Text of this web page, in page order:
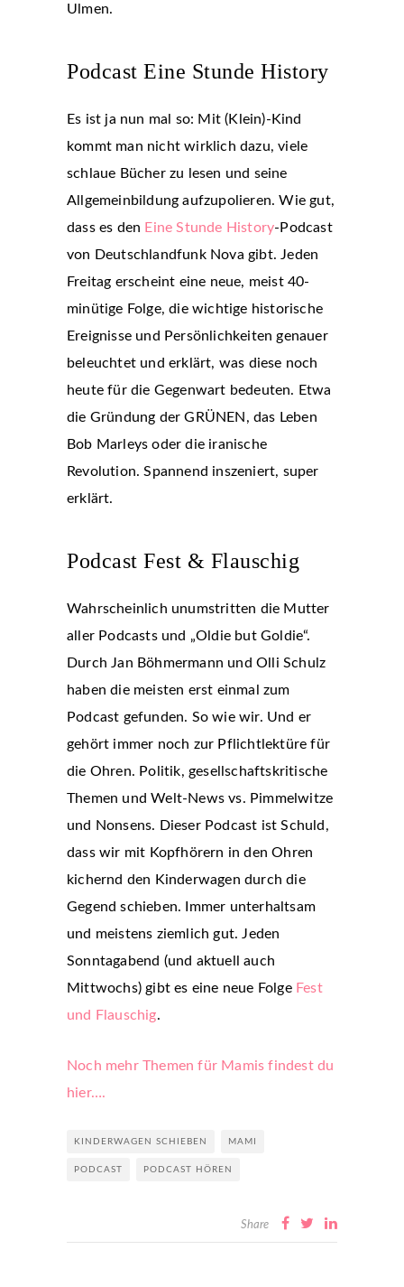
Ulmen.
Podcast Eine Stunde History
Es ist ja nun mal so: Mit (Klein)-Kind
kommt man nicht wirklich dazu, viele
schlaue Bücher zu lesen und seine
Allgemeinbildung aufzupolieren. Wie gut,
dass es den Eine Stunde History-Podcast
von Deutschlandfunk Nova gibt. Jeden
Freitag erscheint eine neue, meist 40-
minütige Folge, die wichtige historische
Ereignisse und Persönlichkeiten genauer
beleuchtet und erklärt, was diese noch
heute für die Gegenwart bedeuten. Etwa
die Gründung der GRÜNEN, das Leben
Bob Marleys oder die iranische
Revolution. Spannend inszeniert, super
erklärt.
Podcast Fest & Flauschig
Wahrscheinlich unumstritten die Mutter
aller Podcasts und „Oldie but Goldie“.
Durch Jan Böhmermann und Olli Schulz
haben die meisten erst einmal zum
Podcast gefunden. So wie wir. Und er
gehört immer noch zur Pflichtlektüre für
die Ohren. Politik, gesellschaftskritische
Themen und Welt-News vs. Pimmelwitze
und Nonsens. Dieser Podcast ist Schuld,
dass wir mit Kopfhörern in den Ohren
kichernd den Kinderwagen durch die
Gegend schieben. Immer unterhaltsam
und meistens ziemlich gut. Jeden
Sonntagabend (und aktuell auch
Mittwochs) gibt es eine neue Folge Fest
und Flauschig.
Noch mehr Themen für Mamis findest du
hier….
KINDERWAGEN SCHIEBEN MAMI
PODCAST PODCAST HÖREN
Share